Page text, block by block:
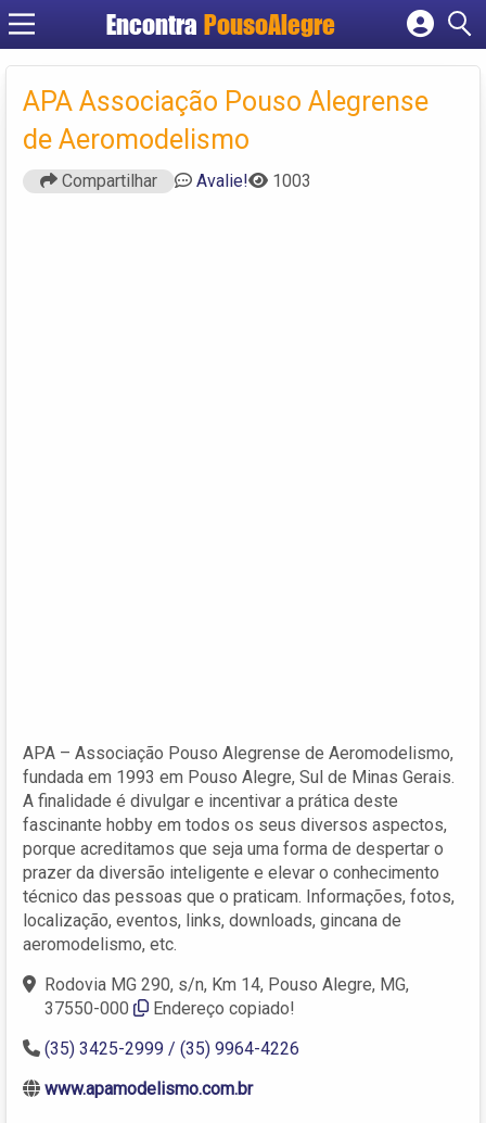
Encontra PousoAlegre
Cadastrar empresa
Criar conta
APA Associação Pouso Alegrense
de Aeromodelismo
Compartilhar Avalie! 1003
APA – Associação Pouso Alegrense de Aeromodelismo,
fundada em 1993 em Pouso Alegre, Sul de Minas Gerais.
A finalidade é divulgar e incentivar a prática deste
fascinante hobby em todos os seus diversos aspectos,
porque acreditamos que seja uma forma de despertar o
prazer da diversão inteligente e elevar o conhecimento
técnico das pessoas que o praticam. Informações, fotos,
localização, eventos, links, downloads, gincana de
aeromodelismo, etc.
Rodovia MG 290, s/n, Km 14, Pouso Alegre, MG,
37550-000
Endereço copiado!
(35) 3425-2999 / (35) 9964-4226
www.apamodelismo.com.br